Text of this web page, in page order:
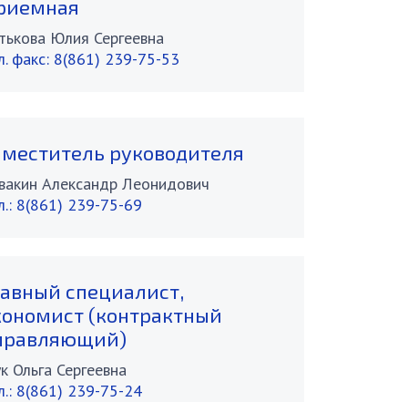
Юлия Сергеевна
факc: 8(861) 239-75-53
руководителя
Александр Леонидович
8(861) 239-75-69
специалист,
(контрактный
Ольга Сергеевна
8(861) 239-75-24